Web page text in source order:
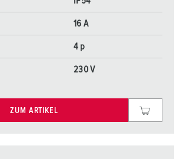
16 A
4 p
230 V
ZUM ARTIKEL